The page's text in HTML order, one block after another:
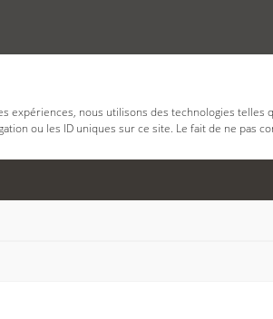
expériences, nous utilisons des technologies
ou les ID uniques sur ce site. Le fait de ne